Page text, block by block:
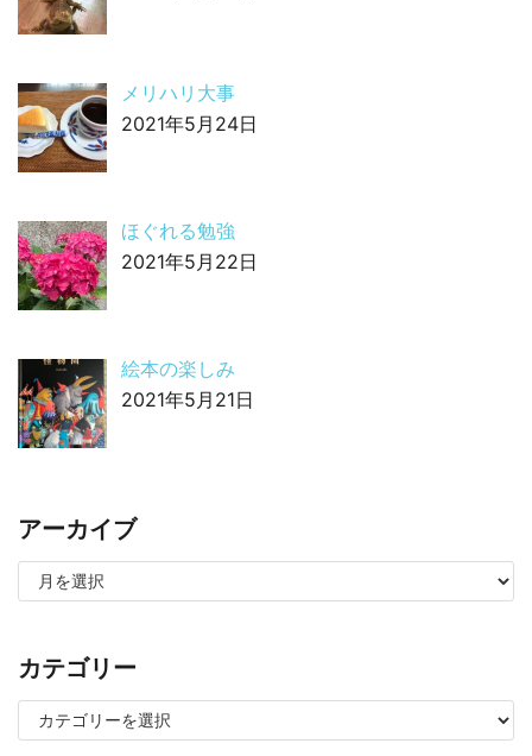
メリハリ大事
2021年5月24日
ほぐれる勉強
2021年5月22日
絵本の楽しみ
2021年5月21日
アーカイブ
カテゴリー